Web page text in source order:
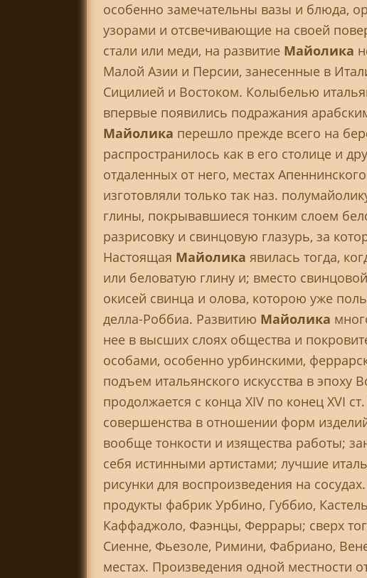
особенно замечательны вазы и блюда,
узорами и отсвечивающие на своей
стали или меди, на развитие Майолика
Малой Азии и Персии, занесенные в
Сицилией и Востоком. Колыбелью
впервые появились подражания
Майолика перешло прежде всего на
распространилось как в его столице и
отдаленных от него, местах
изготовляли только так наз.
глины, покрывавшиеся тонким слоем
разрисовку и свинцовую глазурь, за
Настоящая Майолика явилась тогда,
или беловатую глину и; вместо
окисей свинца и олова, которою уже
делла-Poббиa. Развитию Майолика
нее в высших слоях общества и
особами, особенно урбинскими,
подъем итальянского искусства в
продолжается с конца XIV по конец XVI
совершенства в отношении форм
вообще тонкости и изящества работы;
себя истинными артистами; лучшие
рисунки для воспроизведения на
продукты фабрик Урбино, Губбио,
Каффаджоло, Фаэнцы, Феррары; сверх
Сиенне, Фьезоле, Римини, Фабриано,
местах. Произведения одной местности